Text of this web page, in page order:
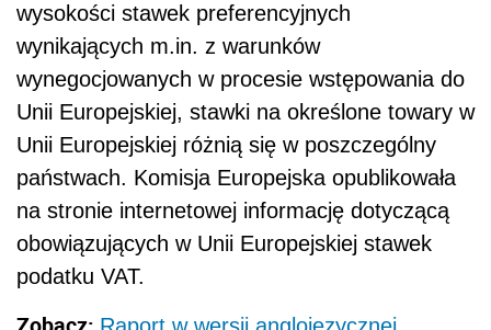
wysokości stawek preferencyjnych
wynikających m.in. z warunków
wynegocjowanych w procesie wstępowania do
Unii Europejskiej, stawki na określone towary w
Unii Europejskiej różnią się w poszczególny
państwach. Komisja Europejska opublikowała
na stronie internetowej informację dotyczącą
obowiązujących w Unii Europejskiej stawek
podatku VAT.